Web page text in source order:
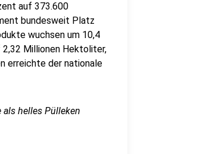
auf 373.600
bundesweit Platz
wuchsen um 10,4
Millionen Hektoliter,
erreichte der nationale
als helles Pülleken